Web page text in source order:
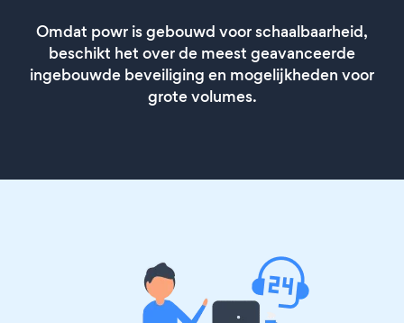
Omdat powr is gebouwd voor schaalbaarheid,
beschikt het over de meest geavanceerde
ingebouwde beveiliging en mogelijkheden voor
grote volumes.